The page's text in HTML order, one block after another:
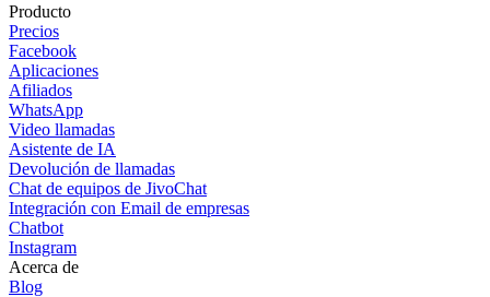
Producto
Precios
Facebook
Aplicaciones
Afiliados
WhatsApp
Video llamadas
Asistente de IA
Devolución de llamadas
Chat de equipos de JivoChat
Integración con Email de empresas
Chatbot
Instagram
Acerca de
Blog